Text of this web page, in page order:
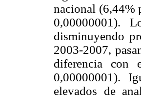
nacional (6,44%
0,00000001).
disminuyendo
2003-2007,
diferencia con
0,00000001).
elevados de